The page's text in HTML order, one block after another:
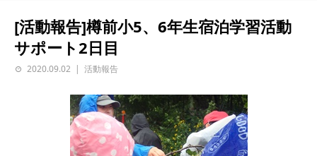
[活動報告]樽前小5、6年生宿泊学習活動
サポート2日目
2020.09.02 活動報告